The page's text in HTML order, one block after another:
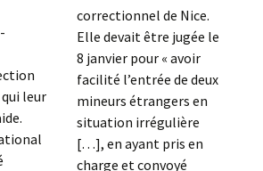
leur
correctionnel de Nice.
Elle devait être jugée le
8 janvier pour « avoir
facilité l’entrée de deux
mineurs étrangers en
situation irrégulière
[…], en ayant pris en
charge et convoyé